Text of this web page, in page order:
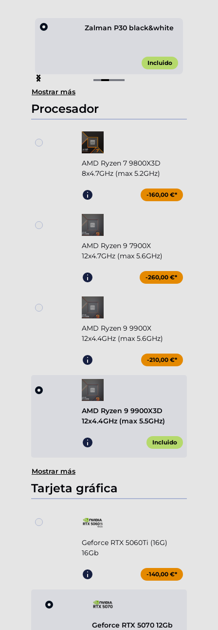
Zalman P30 black&white
Incluido
Item
2
of
4
Mostrar más
Procesador
AMD Ryzen 7 9800X3D
8x4.7GHz (max 5.2GHz)
-160,00 €*
AMD Ryzen 9 7900X
12x4.7GHz (max 5.6GHz)
-260,00 €*
AMD Ryzen 9 9900X
12x4.4GHz (max 5.6GHz)
-210,00 €*
AMD Ryzen 9 9900X3D
12x4.4GHz (max 5.5GHz)
Incluido
Mostrar más
Tarjeta gráfica
Geforce RTX 5060Ti (16G)
16Gb
-140,00 €*
Geforce RTX 5070 12Gb